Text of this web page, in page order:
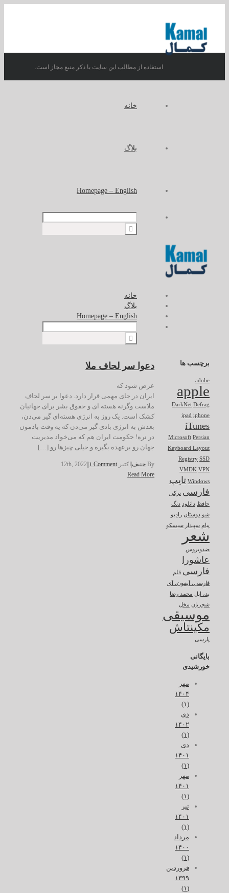
خانه
بلاگ
Homepage – English
خانه
بلاگ
Homepage – English
دعوا سر لحاف ملا
عرض شود که
ایران در جای مهمی قرار دارد. دعوا بر سر لحاف
ملاست وگرنه هسته ای و حقوق بشر برای جهانیان
کشک است. یک روز به انرژی هسته‌ای گیر می‌دن،
بعدش به انرژی بادی گیر می‌دن که یه وقت بادمون
در نره! حکومت ایران هم که می‌خواد مدیریت
جهان رو برعهده بگیره و خیلی چیزها رو […]
By حنیف|اکتبر 12th, 2022 ||۱ Comment
Read More
برچسب ها
adobe
apple
DarkNet Defrag
ipad iphone
iTunes
Microsoft Persian
Keyboard Layout
Registry SSD
VMDK VPN
Windows تایپ
فارسی ترکی
حافظ دانلود دنگ
شو دوستان رادیو
پیام سپیدار سیسکو
شعر
ضدویروس
عاشورا
فارسی قلم
فارسی، آیفون، آی
پد، اپل محمد رضا
شجریان مخل
موسیقی
مکینتاش
پارسی
بایگانی
خورشیدی
مهر
۱۴۰۴
(۱)
دی
۱۴۰۲
(۱)
دی
۱۴۰۱
(۱)
مهر
۱۴۰۱
(۱)
تیر
۱۴۰۱
(۱)
مرداد
۱۴۰۰
(۱)
فروردین
۱۳۹۹
(۱)
استفاده از مطالب این سایت با ذکر منبع مجاز است.